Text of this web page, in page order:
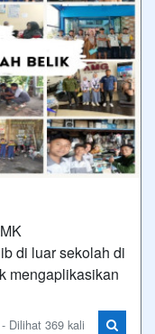
di luar sekolah di
mengaplikasikan
Dilihat 369 kali